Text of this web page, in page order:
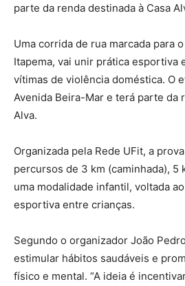
parte da renda destinada à Casa
Uma corrida de rua marcada para
Itapema, vai unir prática esportiva
vítimas de violência doméstica. O
Avenida Beira-Mar e terá parte da
Alva.
Organizada pela Rede UFit, a
percursos de 3 km (caminhada), 5
uma modalidade infantil, voltada
esportiva entre crianças.
Segundo o organizador João
estimular hábitos saudáveis e
físico e mental. “A ideia é